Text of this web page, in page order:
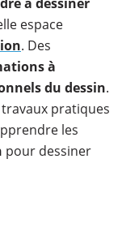
espace
. Des
à
du dessin.
pratiques
les
pour dessiner